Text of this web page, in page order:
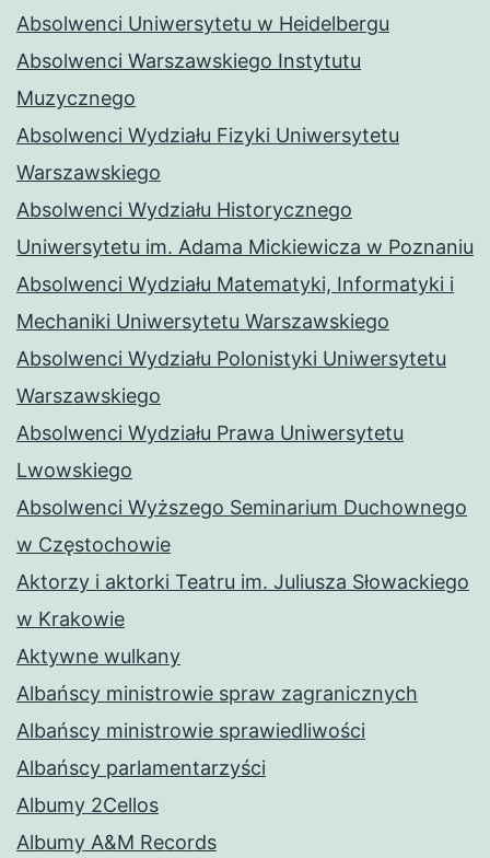
Absolwenci Uniwersytetu w Heidelbergu
Absolwenci Warszawskiego Instytutu
Muzycznego
Absolwenci Wydziału Fizyki Uniwersytetu
Warszawskiego
Absolwenci Wydziału Historycznego
Uniwersytetu im. Adama Mickiewicza w Poznaniu
Absolwenci Wydziału Matematyki, Informatyki i
Mechaniki Uniwersytetu Warszawskiego
Absolwenci Wydziału Polonistyki Uniwersytetu
Warszawskiego
Absolwenci Wydziału Prawa Uniwersytetu
Lwowskiego
Absolwenci Wyższego Seminarium Duchownego
w Częstochowie
Aktorzy i aktorki Teatru im. Juliusza Słowackiego
w Krakowie
Aktywne wulkany
Albańscy ministrowie spraw zagranicznych
Albańscy ministrowie sprawiedliwości
Albańscy parlamentarzyści
Albumy 2Cellos
Albumy A&M Records